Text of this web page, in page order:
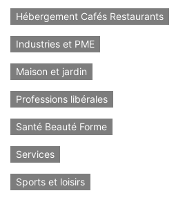
Hébergement Cafés Restaurants
Industries et PME
Maison et jardin
Professions libérales
Santé Beauté Forme
Services
Sports et loisirs